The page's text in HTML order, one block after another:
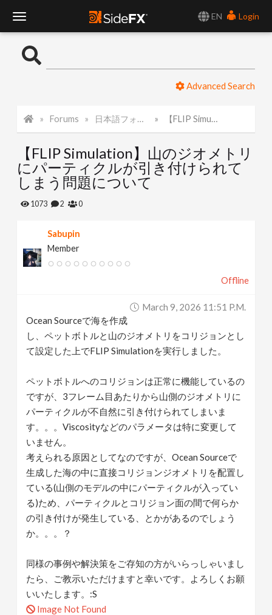
EN
Login
o
e
Advanced Search
Forums 日本語フォーラム 【FLIP Simulation】山のジオメトリにパーティクルが引き付けられてしまう問題について
【FLIP Simulation】山のジオメトリ
にパーティクルが引き付けられて
しまう問題について
1073 2 0
Sabupin
Member
Offline
March 9, 2026 11:51 P.m.
Ocean Sourceで海を作成
し、ペットボトルと山のジオメトリをコリジョンとし
て設定した上でFLIP Simulationを実行しました。
ペットボトルへのコリジョンは正常に機能しているの
ですが、3フレーム目あたりから山側のジオメトリに
パーティクルが不自然に引き付けられてしまいま
す。。。Viscosityなどのパラメータは特に変更して
いません。
考えられる原因としてなのですが、Ocean Sourceで
生成した海の中に直接コリジョンジオメトリを配置し
ている(山側のモデルの中にパーティクルが入ってい
る)ため、パーティクルとコリジョン面の間で何らか
の引き付けが発生している、とかがあるのでしょう
か。。。？
同様の事例や解決策をご存知の方がいらっしゃいまし
たら、ご教示いただけますと幸いです。よろしくお願
いいたします。:S
Image Not Found